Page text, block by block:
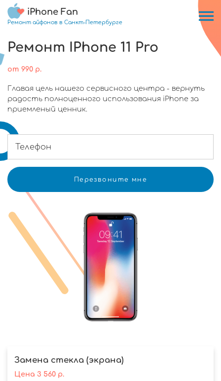
iPhone Fan
Ремонт айфонов в Санкт-Петербурге
Ремонт IPhone 11 Pro
от 990 р.
Главая цель нашего сервисного центра - вернуть
радость полноценного использования iPhone за
приемленый ценник.
Замена стекла (экрана)
Цена 3 560р.